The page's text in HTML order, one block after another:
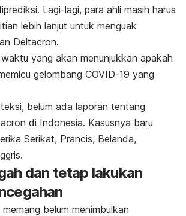
Lagi-lagi, para ahli masih harus
lebih lanjut untuk menguak
Deltacron.
yang akan menunjukkan apakah
gelombang COVID-19 yang
belum ada laporan tentang
di Indonesia. Kasusnya baru
Serikat, Prancis, Belanda,
dan tetap lakukan
belum menimbulkan